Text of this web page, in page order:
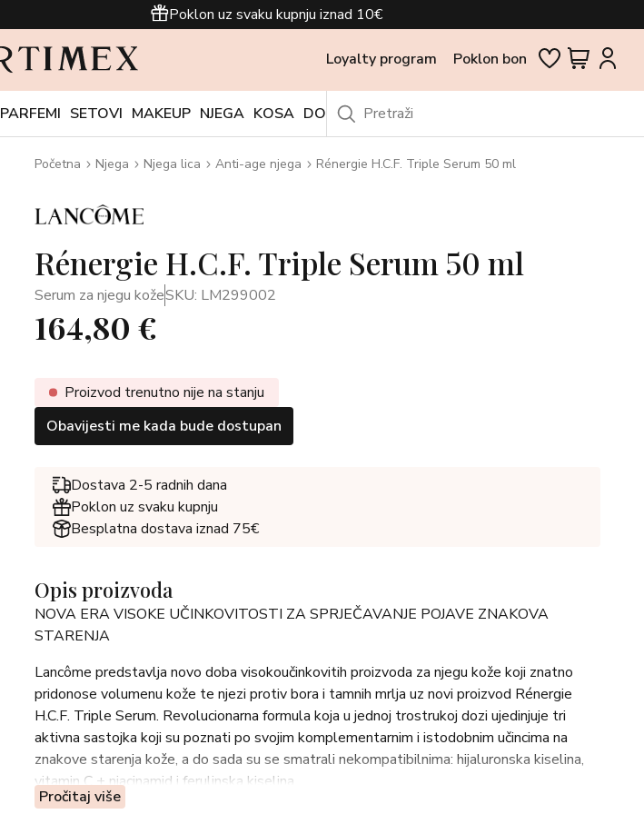
Poklon uz svaku kupnju iznad 10€
Loyalty program Poklon bon
PARFEMI SETOVI MAKEUP NJEGA KOSA DODACI OUTLET
Početna Njega Njega lica Anti-age njega Rénergie H.C.F. Triple Serum 50 ml
Rénergie H.C.F. Triple Serum 50 ml
Serum za njegu kožeSKU: LM299002
164,80 €
Proizvod trenutno nije na stanju
Obavijesti me kada bude dostupan
Dostava 2-5 radnih dana
Poklon uz svaku kupnju
Besplatna dostava iznad 75€
Opis proizvoda
NOVA ERA VISOKE UČINKOVITOSTI ZA SPRJEČAVANJE POJAVE ZNAKOVA
STARENJA
Lancôme predstavlja novo doba visokoučinkovitih proizvoda za njegu kože koji znatno
pridonose volumenu kože te njezi protiv bora i tamnih mrlja uz novi proizvod Rénergie
H.C.F. Triple Serum. Revolucionarna formula koja u jednoj trostrukoj dozi ujedinjuje tri
aktivna sastojka koji su poznati po svojim komplementarnim i istodobnim učincima na
znakove starenja kože, a do sada su se smatrali nekompatibilnima: hijaluronska kiselina,
vitamin C + niacinamid i ferulinska kiselina.
Pročitaj više